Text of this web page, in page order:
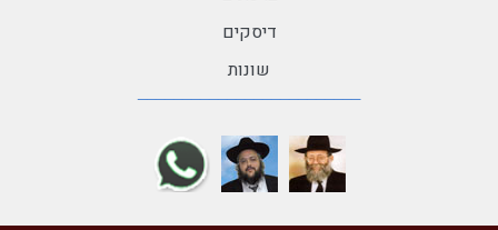
דיסקים
שונות